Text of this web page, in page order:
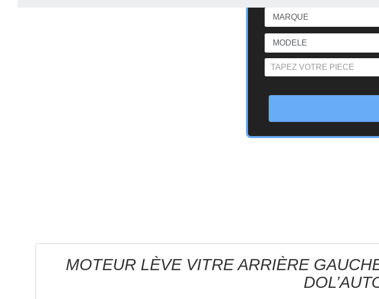
MOTEUR LÈVE VITRE ARRIÈRE
RAPIDE